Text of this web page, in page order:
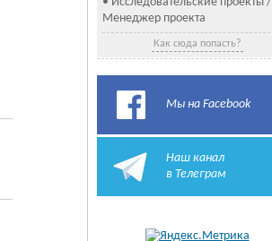
Менеджер проекта
Как сюда попасть?
Мы на Facebook
Наш канал
в Телеграм